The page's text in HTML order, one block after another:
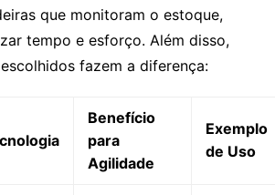
que monitoram o estoque,
tempo e esforço. Além disso,
fazem a diferença:
Benefício
para
Agilidade
Exemplo
de Uso